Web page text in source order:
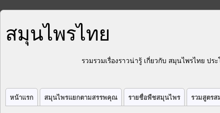
สมุนไพรไทย
รวมรวมเรื่องราวน่ารู้ เกี่ยวกับ สมุนไพรไทย ป
หน้าแรก สมุนไพรแยกตามสรรพคุณ รายชื่อพืชสมุนไพร รวมสูตรส